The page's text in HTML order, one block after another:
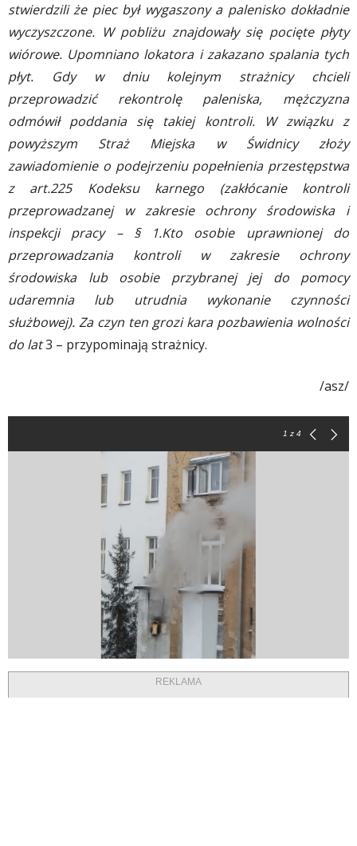
stwierdzili że piec był wygaszony a palenisko dokładnie
wyczyszczone. W pobliżu znajdowały się pocięte płyty
wiórowe. Upomniano lokatora i zakazano spalania tych
płyt. Gdy w dniu kolejnym strażnicy chcieli
przeprowadzić rekontrolę paleniska, mężczyzna
odmówił poddania się takiej kontroli. W związku z
powyższym Straż Miejska w Świdnicy złoży
zawiadomienie o podejrzeniu popełnienia przestępstwa
z art.225 Kodeksu karnego (zakłócanie kontroli
przeprowadzanej w zakresie ochrony środowiska i
inspekcji pracy – § 1.Kto osobie uprawnionej do
przeprowadzania kontroli w zakresie ochrony
środowiska lub osobie przybranej jej do pomocy
udaremnia lub utrudnia wykonanie czynności
służbowej). Za czyn ten grozi kara pozbawienia wolności
do lat3 – przypominają strażnicy.
/asz/
1 z 4
REKLAMA